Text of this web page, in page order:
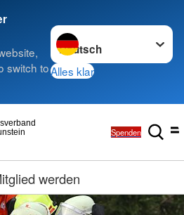
switch to
Sprache wechseln zu
Alles klar
Spenden
werden